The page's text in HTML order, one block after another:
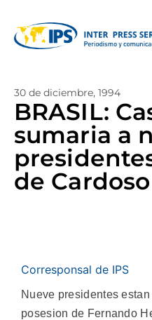
30 de diciembre, 1994
BRASIL:
sumaria a
de Cardoso
Corresponsal de IPS
Nueve presidentes
posesion de Fernando